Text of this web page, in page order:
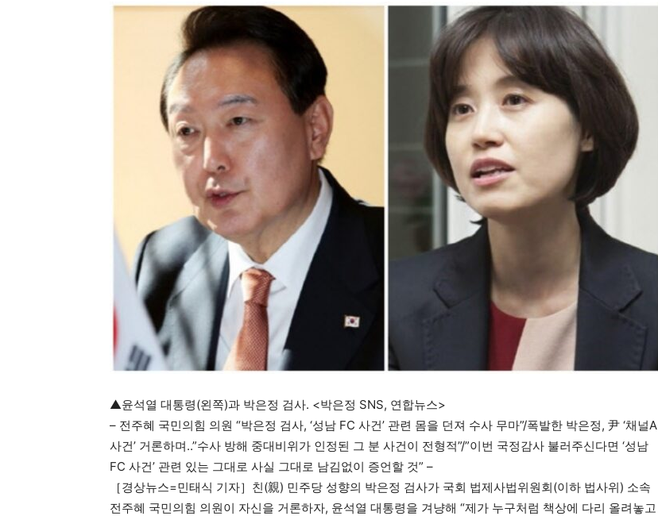
▲윤석열 대통령(왼쪽)과 박은정 검사. <박은정 SNS, 연합뉴스>
– 전주혜 국민의힘 의원 “박은정 검사, ‘성남 FC 사건’ 관련 몸을 던져 수사 무마”/폭발한 박은정, 尹 ‘채널A
사건’ 거론하며..”수사 방해 중대비위가 인정된 그 분 사건이 전형적”/”이번 국정감사 불러주신다면 ‘성남
FC 사건’ 관련 있는 그대로 사실 그대로 남김없이 증언할 것” –
［경상뉴스=민태식 기자］친(親) 민주당 성향의 박은정 검사가 국회 법제사법위원회(이하 법사위) 소속
전주혜 국민의힘 의원이 자신을 거론하자, 윤석열 대통령을 겨냥해 “제가 누구처럼 책상에 다리 올려놓고